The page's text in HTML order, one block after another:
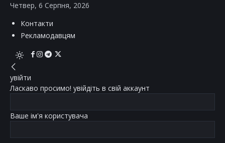
Четвер, 6 Серпня, 2026
Контакти
Рекламодавцям
увійти
Ласкаво просимо! увійдіть в свій аккаунт
Ваше ім'я користувача